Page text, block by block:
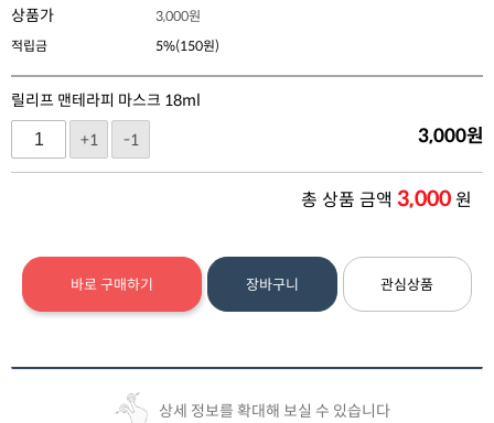
상품가 3,000원
적립금
5%(150원)
릴리프 맨테라피 마스크 18ml
+1
-1 3,000원
총 상품 금액 3,000원
바로 구매하기 장바구니 관심상품
상세 정보를 확대해 보실 수 있습니다